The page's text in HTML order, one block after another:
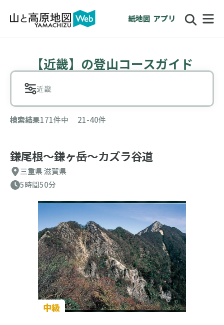
紙地図 アプリ
【近畿】の登山コースガイド
近畿
検索結果171件中 21-40件
鎌尾根〜鎌ヶ岳〜カズラ谷道
三重県滋賀県
5時間50分
中級